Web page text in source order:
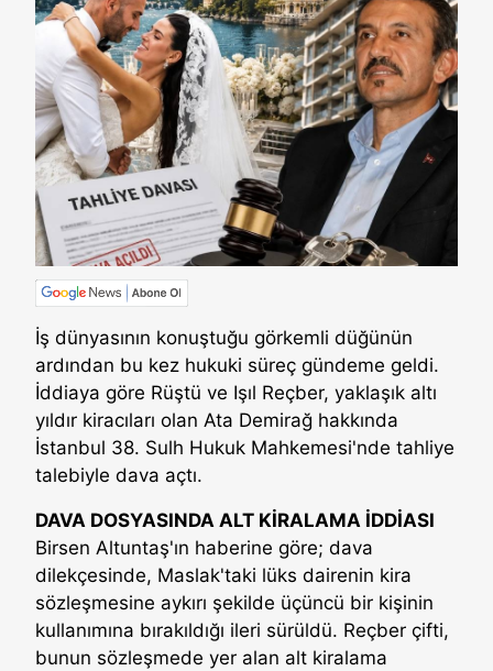
İş dünyasının konuştuğu görkemli düğünün
ardından bu kez hukuki süreç gündeme geldi.
İddiaya göre Rüştü ve Işıl Reçber, yaklaşık altı
yıldır kiracıları olan Ata Demirağ hakkında
İstanbul 38. Sulh Hukuk Mahkemesi'nde tahliye
talebiyle dava açtı.
DAVA DOSYASINDA ALT KİRALAMA İDDİASI
Birsen Altuntaş'ın haberine göre; dava
dilekçesinde, Maslak'taki lüks dairenin kira
sözleşmesine aykırı şekilde üçüncü bir kişinin
kullanımına bırakıldığı ileri sürüldü. Reçber çifti,
bunun sözleşmede yer alan alt kiralama